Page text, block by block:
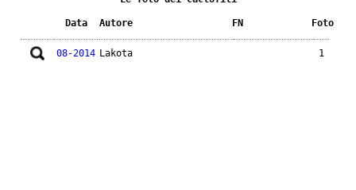
Data Autore FN Foto
08-2014 Lakota 1